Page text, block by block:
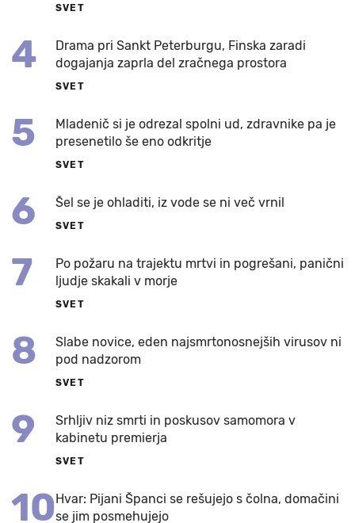
SVET
4
Drama pri Sankt Peterburgu, Finska zaradi
dogajanja zaprla del zračnega prostora
SVET
5
Mladenič si je odrezal spolni ud, zdravnike pa je
presenetilo še eno odkritje
SVET
6 Šel se je ohladiti, iz vode se ni več vrnil
SVET
7
Po požaru na trajektu mrtvi in pogrešani, panični
ljudje skakali v morje
SVET
8
Slabe novice, eden najsmrtonosnejših virusov ni
pod nadzorom
SVET
9
Srhljiv niz smrti in poskusov samomora v
kabinetu premierja
SVET
10Hvar: Pijani Španci se rešujejo s čolna, domačini
se jim posmehujejo